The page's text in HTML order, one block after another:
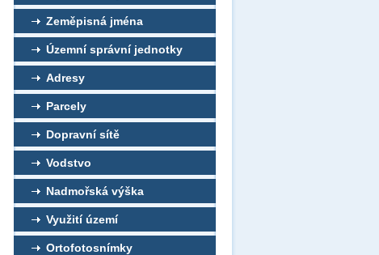
Zeměpisná jména
Územní správní jednotky
Adresy
Parcely
Dopravní sítě
Vodstvo
Nadmořská výška
Využití území
Ortofotosnímky